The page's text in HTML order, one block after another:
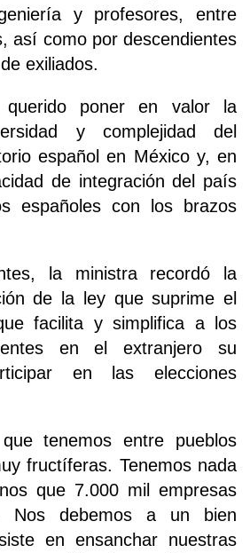
y profesores, entre
así como por descendientes
exiliados.
poner en valor la
y complejidad del
español en México y, en
de integración del país
españoles con los brazos
la ministra recordó la
de la ley que suprime el
facilita y simplifica a los
en el extranjero su
en las elecciones
tenemos entre pueblos
fructíferas. Tenemos nada
que 7.000 mil empresas
Nos debemos a un bien
en ensanchar nuestras